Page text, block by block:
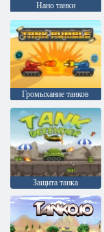
Нано танки
Громыхание танков
Защита танка